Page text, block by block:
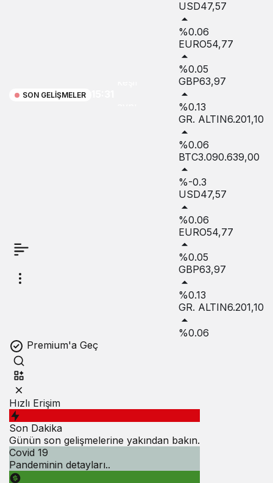
SON GELIŞMELER
USD47,57
%0.06
EURO54,77
%0.05
GBP63,97
%0.13
GR. ALTIN6.201,10
%0.06
BTC3.090.639,00
%-0.3
USD47,57
%0.06
EURO54,77
%0.05
GBP63,97
%0.13
GR. ALTIN6.201,10
%0.06
Premium'a Geç
Hızlı Erişim
Son Dakika
Günün son gelişmelerine yakından bakın.
Covid 19
Pandeminin detayları..